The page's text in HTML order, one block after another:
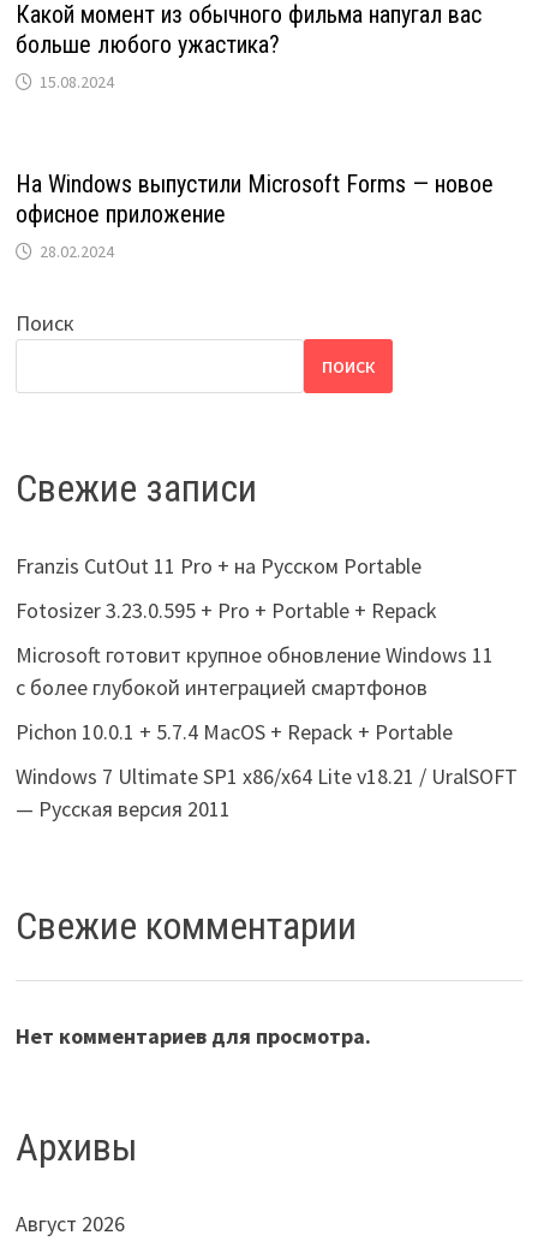
Какой момент из обычного фильма напугал вас
больше любого ужастика?
15.08.2024
На Windows выпустили Microsoft Forms — новое
офисное приложение
28.02.2024
Поиск
ПОИСК
Свежие записи
Franzis CutOut 11 Pro + на Русском Portable
Fotosizer 3.23.0.595 + Pro + Portable + Repack
Microsoft готовит крупное обновление Windows 11
с более глубокой интеграцией смартфонов
Pichon 10.0.1 + 5.7.4 MacOS + Repack + Portable
Windows 7 Ultimate SP1 x86/x64 Lite v18.21 / UralSOFT
— Русская версия 2011
Свежие комментарии
Нет комментариев для просмотра.
Архивы
Август 2026